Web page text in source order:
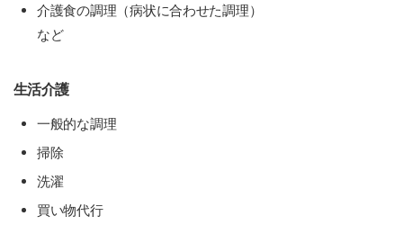
介護食の調理（病状に合わせた調理）
など
生活介護
一般的な調理
掃除
洗濯
買い物代行